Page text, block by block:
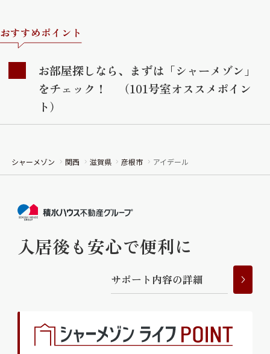
お問い合わせ・よくある質問
シャーメゾンライフ CLUB
らくらくパートナー
シャーメゾンライフ GUARD
らくらくプラチナ
おすすめポイント
お部屋探しなら、まずは「シャーメゾン」
をチェック！ （101号室オススメポイン
ト）
シャーメゾン 関西 滋賀県 彦根市 アイデール
入居後も安心で便利に
サポー ト 内容の詳細